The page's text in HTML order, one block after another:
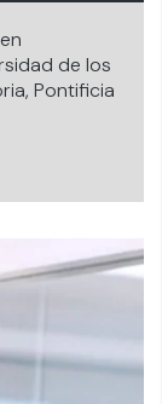
de los